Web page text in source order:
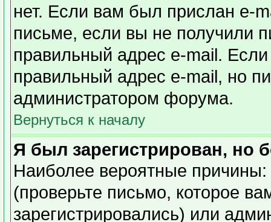
нет. Если вам был прислан e-
письме, если вы не получили
правильный адрес e-mail.
правильный адрес e-mail, но
администратором форума.
Вернуться к началу
Я был зарегистрирован, но
Наиболее вероятные
(проверьте письмо, которое
зарегистрировались) или